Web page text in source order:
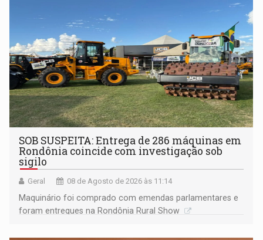
SOB SUSPEITA: Entrega de 286 máquinas em
Rondônia coincide com investigação sob
sigilo
Geral 08 de Agosto de 2026 às 11:14
Maquinário foi comprado com emendas parlamentares e
foram entregues na Rondônia Rural Show